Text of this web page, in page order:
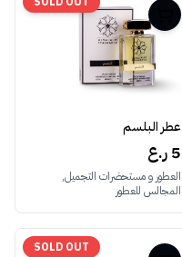
عطر البلسم
5 ر.ع
العطور و مستحضرات التجميل,
المجالس للعطور
SOLD OUT